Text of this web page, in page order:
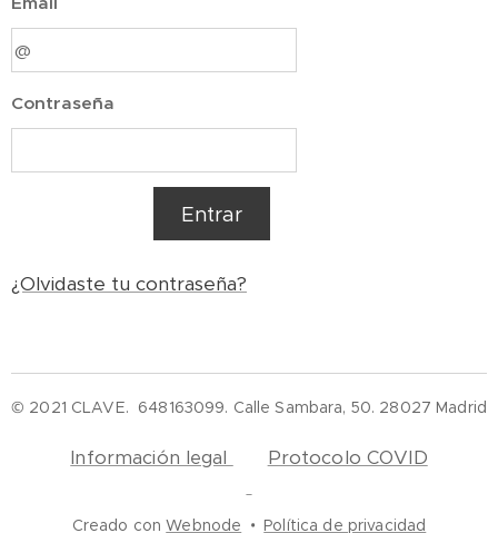
Contraseña
Entrar
¿Olvidaste tu contraseña?
© 2021 CLAVE. 648163099. Calle Sambara, 50. 28027 Madrid
Información legal Protocolo COVID
Creado conWebnode Política de privacidad